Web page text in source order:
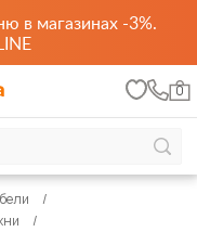
в магазинах -3%.
0